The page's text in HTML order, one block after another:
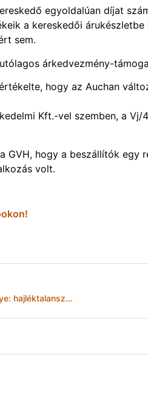
egyoldalúan díjat
a kereskedői
sem.
árkedvezmény-
hogy az Auchan
Kft.-vel szemben, a
GVH, hogy a beszállítók egy
volt.
A Fidesz avasi mintaprojektjének eredménye: hajléktalanszállóvá züllesztett társasházak